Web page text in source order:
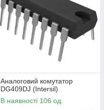
Аналоговий комутатор
DG409DJ (Intersil)
В наявності 106 од.